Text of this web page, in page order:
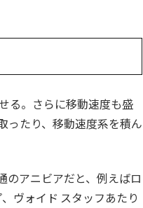
る。さらに移動速度も盛
ったり、移動速度系を積ん
のアニビアだと、例えばロ
ヴォイド スタッフあたり